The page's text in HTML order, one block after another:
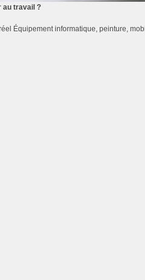
au travail ?
Équipement informatique, peinture,